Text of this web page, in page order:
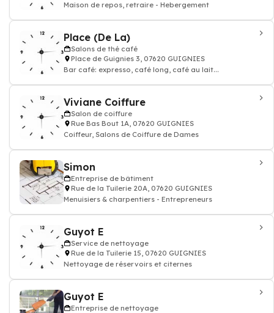
Maison de repos, retraire - Hebergement
Place (De La)
Salons de thé café
Place de Guignies 3, 07620 GUIGNIES
Bar café: expresso, café long, café au lait...
Viviane Coiffure
Salon de coiffure
Rue Bas Bout 1A, 07620 GUIGNIES
Coiffeur, Salons de Coiffure de Dames
Simon
Entreprise de bâtiment
Rue de la Tuilerie 20A, 07620 GUIGNIES
Menuisiers & charpentiers - Entrepreneurs
Guyot E
Service de nettoyage
Rue de la Tuilerie 15, 07620 GUIGNIES
Nettoyage de réservoirs et citernes
Guyot E
Entreprise de nettoyage